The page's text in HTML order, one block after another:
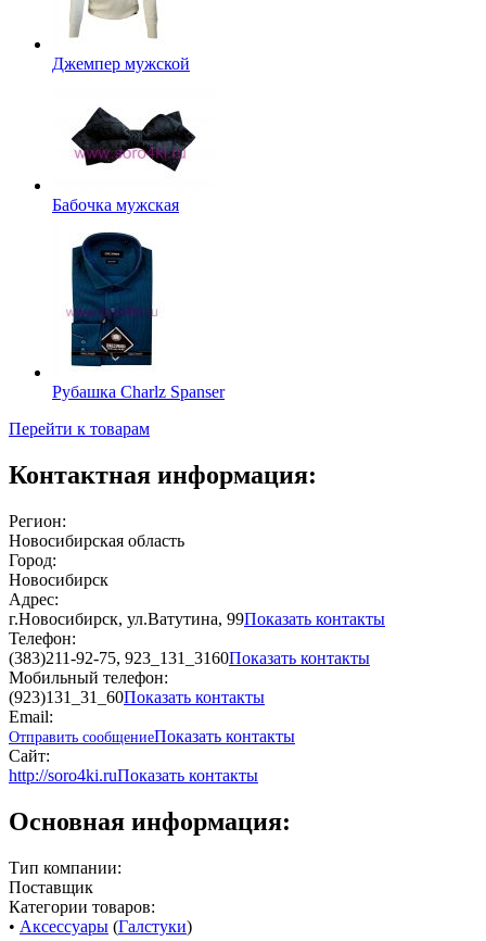
Джемпер мужской
Бабочка мужская
Рубашка Charlz Spanser
Перейти к товарам
Контактная информация:
Регион:
Новосибирская область
Город:
Новосибирск
Адрес:
г.Новосибирск, ул.Ватутина, 99Показать контакты
Телефон:
(383)211-92-75, 923_131_3160Показать контакты
Мобильный телефон:
(923)131_31_60Показать контакты
Email:
Отправить сообщениеПоказать контакты
Сайт:
http://soro4ki.ruПоказать контакты
Основная информация:
Тип компании:
Поставщик
Категории товаров:
• Аксессуары (Галстуки)